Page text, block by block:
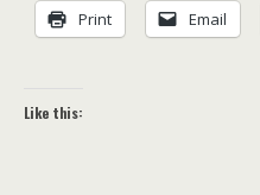
Print Email
Like this: